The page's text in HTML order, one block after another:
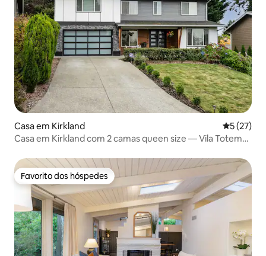
Casa em Kirkland
5 (27)
Casa em Kirkland com 2 camas queen size — Vila Totem
Favorito dos hóspedes
Favorito dos hóspedes